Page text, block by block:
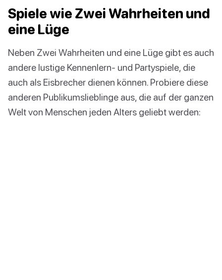
Spiele wie Zwei Wahrheiten und
eine Lüge
Neben Zwei Wahrheiten und eine Lüge gibt es auch
andere lustige Kennenlern- und Partyspiele, die
auch als Eisbrecher dienen können. Probiere diese
anderen Publikumslieblinge aus, die auf der ganzen
Welt von Menschen jeden Alters geliebt werden: